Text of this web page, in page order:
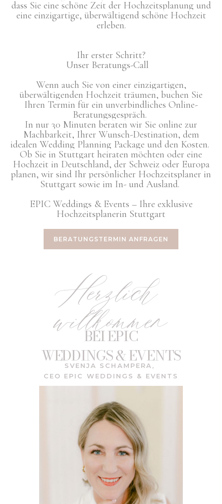
dass Sie eine schöne Zeit der Hochzeitsplanung und
eine einzigartige, überwältigend schöne Hochzeit
erleben.
Ihr erster Schritt?
Unser Beratungs-Call
Wenn auch Sie von einer einzigartigen,
überwältigenden Hochzeit träumen, buchen Sie
Ihren Termin für ein unverbindliches Online-
Beratungsgespräch.
In nur 30 Minuten beraten wir Sie online zur
Machbarkeit, Ihrer Wunsch-Destination, dem
idealen Wedding Planning Package und den Kosten.
Ob Sie in Stuttgart heiraten möchten oder eine
Hochzeit in Deutschland, der Schweiz oder Europa
planen, wir sind Ihr persönlicher Hochzeitsplaner in
Stuttgart sowie im In- und Ausland.
EPIC Weddings & Events – Ihre exklusive
Hochzeitsplanerin Stuttgart
BERATUNGSTERMIN ANFRAGEN
Herzlich
willkommen
BEI EPIC
WEDDINGS & EVENTS
SVENJA SCHAMPERA,
CEO EPIC WEDDINGS & EVENTS